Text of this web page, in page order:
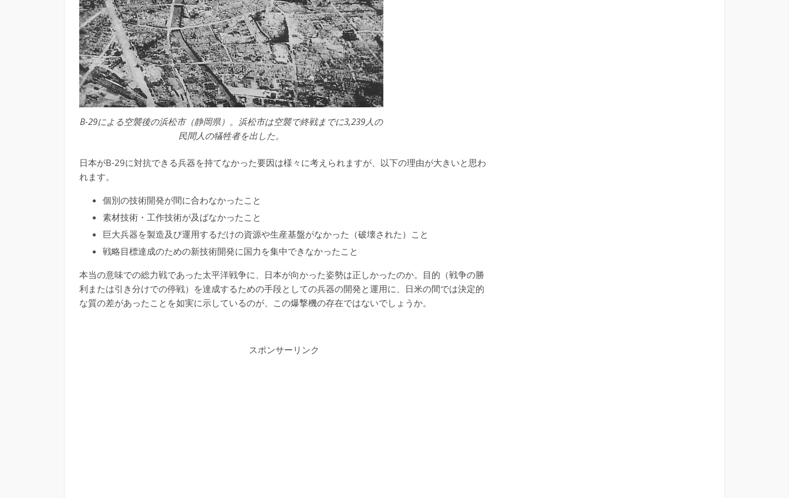
B-29による空襲後の浜松市（静岡県）。浜松市は空襲で終戦までに3,239人の
民間人の犠牲者を出した。
日本がB-29に対抗できる兵器を持てなかった要因は様々に考えられますが、以下の理由が大きいと思わ
れます。
個別の技術開発が間に合わなかったこと
素材技術・工作技術が及ばなかったこと
巨大兵器を製造及び運用するだけの資源や生産基盤がなかった（破壊された）こと
戦略目標達成のための新技術開発に国力を集中できなかったこと
本当の意味での総力戦であった太平洋戦争に、日本が向かった姿勢は正しかったのか。目的（戦争の勝
利または引き分けでの停戦）を達成するための手段としての兵器の開発と運用に、日米の間では決定的
な質の差があったことを如実に示しているのが、この爆撃機の存在ではないでしょうか。
スポンサーリンク